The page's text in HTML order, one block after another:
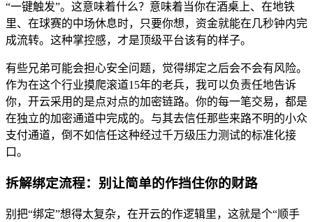
“一键触发”。这意味着什么？意味着当你在酒桌上、在地铁
里、在球赛的中场休息时，只要你想，资金就能在几秒钟内完
成流转。这种掌控感，才是顶级平台该有的样子。
有些兄弟可能会担心安全问题，觉得绑定之后会不会有风险。
作为在这个行业摸爬滚道15年的老兵，我可以负责任地告诉
你，开云采用的是点对点的加密链路。你的每一笔交易，都是
在独立的加密通道中完成的。与其去信任那些来路不明的小众
支付通道，倒不如信任这种经过千万级压力测试的标准化接
口。
拆解绑定流程：别让简单的作挡住你的财路
别把“绑定”想得太复杂，在开云的作逻辑里，这就是个“顺手